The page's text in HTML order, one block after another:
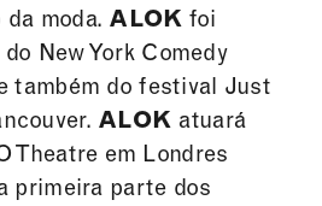
moda. ALOK foi
New York Comedy
também do festival Just
ALOK atuará
Theatre em Londres
primeira parte dos